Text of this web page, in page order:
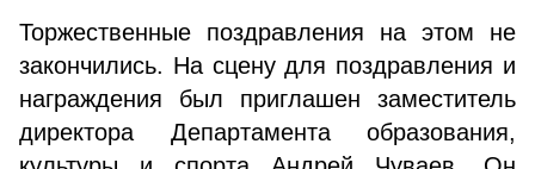
Торжественные поздравления на этом не
закончились. На сцену для поздравления и
награждения был приглашен заместитель
директора Департамента образования,